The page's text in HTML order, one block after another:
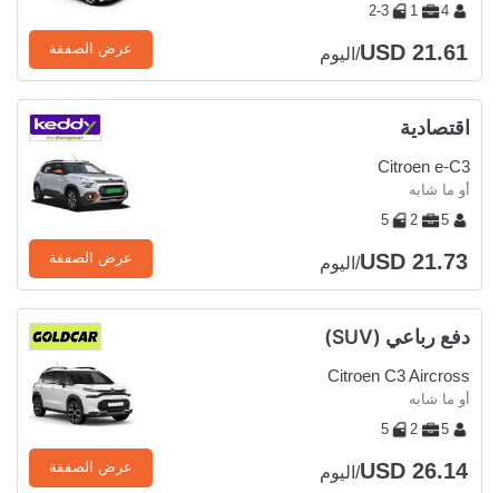
4
1
2-3
USD 21.61/اليوم عرض الصفقة
اقتصادية
Citroen e-C3
أو ما شابه
5
2
5
USD 21.73/اليوم عرض الصفقة
دفع رباعي (SUV)
Citroen C3 Aircross
أو ما شابه
5
2
5
USD 26.14/اليوم عرض الصفقة